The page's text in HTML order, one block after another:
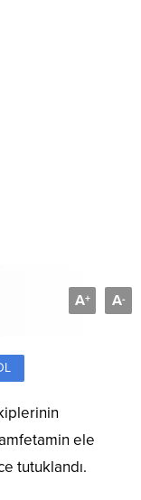
A+ A-
ele
tutuklandı.